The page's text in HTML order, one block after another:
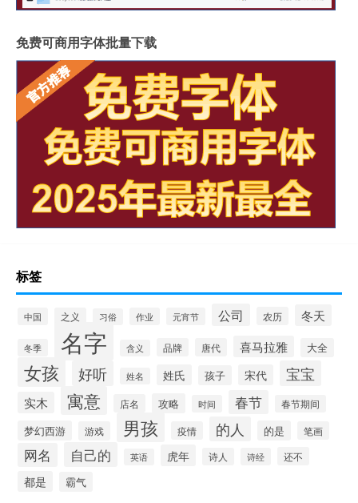
免费可商用字体批量下载
标签
中国 之义 习俗 作业 元宵节 公司 农历 冬天
冬季 名字 含义 品牌 唐代 喜马拉雅 大全
女孩 好听 姓名 姓氏 孩子 宋代 宝宝
实木 寓意 店名 攻略 时间 春节 春节期间
梦幻西游 游戏 男孩 疫情 的人 的是 笔画
网名 自己的 英语 虎年 诗人 诗经 还不
都是 霸气